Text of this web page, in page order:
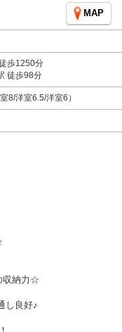
MAP
歩1250分
徒歩98分
8/洋室6.5/洋室6）
収納力☆
し良好♪